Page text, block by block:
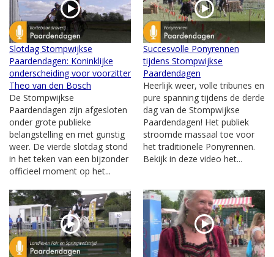
Slotdag Stompwijkse
Paardendagen: Koninklijke
onderscheiding voor voorzitter
Theo van den Bosch
De Stompwijkse
Paardendagen zijn afgesloten
onder grote publieke
belangstelling en met gunstig
weer. De vierde slotdag stond
in het teken van een bijzonder
officieel moment op het...
Succesvolle Ponyrennen
tijdens Stompwijkse
Paardendagen
Heerlijk weer, volle tribunes en
pure spanning tijdens de derde
dag van de Stompwijkse
Paardendagen! Het publiek
stroomde massaal toe voor
het traditionele Ponyrennen.
Bekijk in deze video het...